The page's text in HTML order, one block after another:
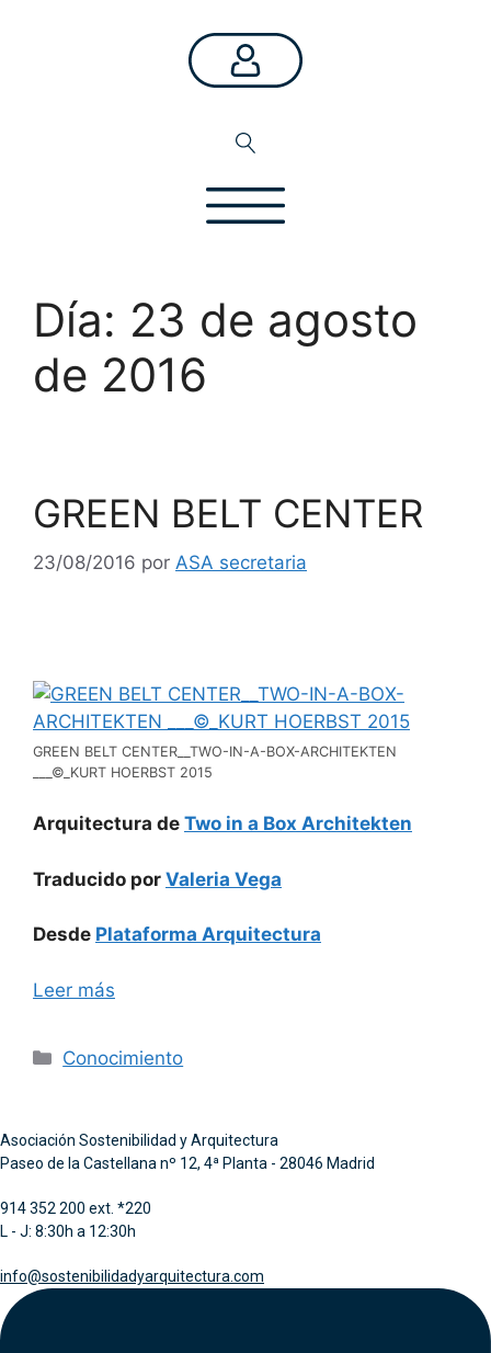
Día: 23 de agosto
de 2016
GREEN BELT CENTER
23/08/2016 por ASA secretaria
GREEN BELT CENTER__TWO-IN-A-BOX-ARCHITEKTEN
___©_KURT HOERBST 2015
Arquitectura de Two in a Box Architekten
Traducido por Valeria Vega
Desde Plataforma Arquitectura
Leer más
Categorías
Conocimiento
Asociación Sostenibilidad y Arquitectura
Paseo de la Castellana nº 12, 4ª Planta - 28046 Madrid
914 352 200 ext. *220
L - J: 8:30h a 12:30h
info@sostenibilidadyarquitectura.com